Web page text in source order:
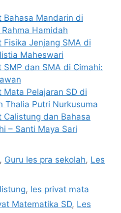
Bahasa Mandarin di
Hamidah
Fisika Jenjang SMA di
Maheswari
SMP dan SMA di Cimahi:
Mata Pelajaran SD di
Thalia Putri Nurkusuma
Calistung dan Bahasa
– Santi Maya Sari
, Guru les pra sekolah, Les
, les privat mata
Matematika SD, Les